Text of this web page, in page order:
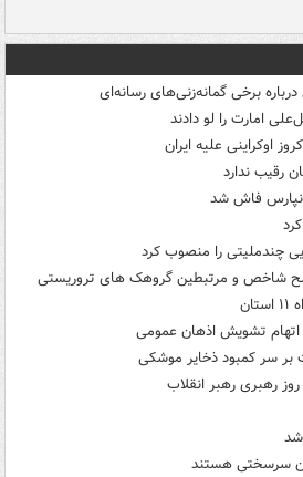
درباره برخی گمانه‌زنی‌های رسانه‌ای
امارت را لو دادند
اوکراینی علیه ایران
رقیب ندارد
چندملیتی را منصوب کرد
سر کمبود ذخایر موشکی
سرسختی هستند